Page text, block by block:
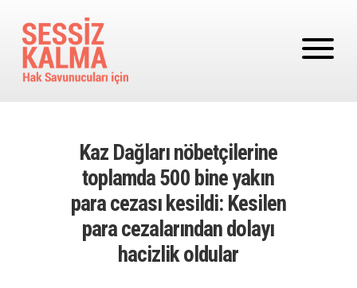
Kaz Dağları nöbetçilerine
toplamda 500 bine yakın
para cezası kesildi: Kesilen
para cezalarından dolayı
hacizlik oldular